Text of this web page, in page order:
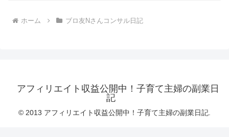
ホーム ブロ友Nさんコンサル日記
アフィリエイト収益公開中！子育て主婦の副業日
記
© 2013 アフィリエイト収益公開中！子育て主婦の副業日記.